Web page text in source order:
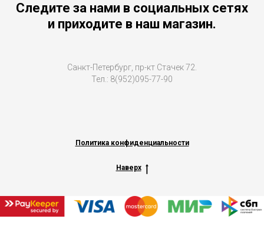
Следите за нами в социальных сетях
и приходите в наш магазин.
Санкт-Петербург, пр-кт Стачек 72.
Тел.: 8(952)095-77-90
Политика конфиденциальности
Наверх